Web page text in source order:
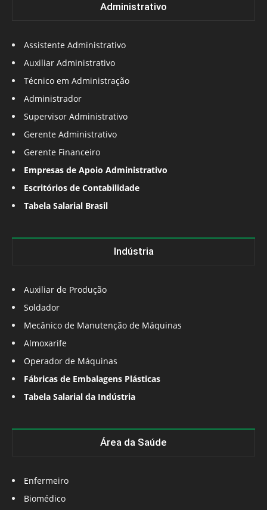
Administrativo
Assistente Administrativo
Auxiliar Administrativo
Técnico em Administração
Administrador
Supervisor Administrativo
Gerente Administrativo
Gerente Financeiro
Empresas de Apoio Administrativo
Escritórios de Contabilidade
Tabela Salarial Brasil
Indústria
Auxiliar de Produção
Soldador
Mecânico de Manutenção de Máquinas
Almoxarife
Operador de Máquinas
Fábricas de Embalagens Plásticas
Tabela Salarial da Indústria
Área da Saúde
Enfermeiro
Biomédico